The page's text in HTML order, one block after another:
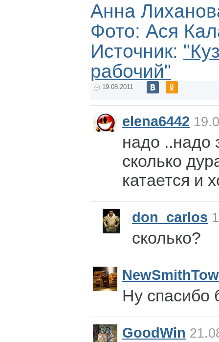
Анна
Фото: Ася
Источник:
рабочий"
19.08.2011
elena6442
надо ..надо
сколько
катается и
don_carlos
сколько?
Ну спасибо
GoodWin